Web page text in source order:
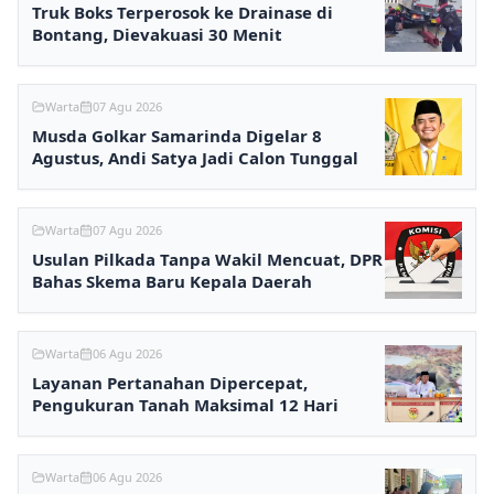
Truk Boks Terperosok ke Drainase di
Bontang, Dievakuasi 30 Menit
Warta 07 Agu 2026
Musda Golkar Samarinda Digelar 8
Agustus, Andi Satya Jadi Calon Tunggal
Warta 07 Agu 2026
Usulan Pilkada Tanpa Wakil Mencuat, DPR
Bahas Skema Baru Kepala Daerah
Warta 06 Agu 2026
Layanan Pertanahan Dipercepat,
Pengukuran Tanah Maksimal 12 Hari
Warta 06 Agu 2026